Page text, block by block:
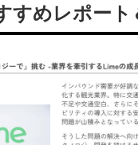
すめレポート